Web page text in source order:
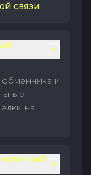
связи.
обменника и
на